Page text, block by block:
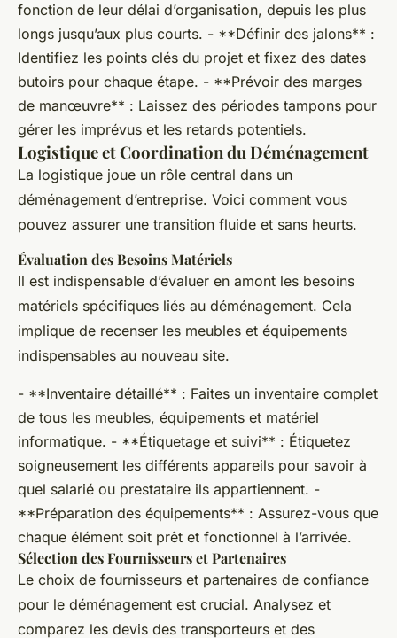
fonction de leur délai d’organisation, depuis les plus
longs jusqu’aux plus courts. - **Définir des jalons** :
Identifiez les points clés du projet et fixez des dates
butoirs pour chaque étape. - **Prévoir des marges
de manœuvre** : Laissez des périodes tampons pour
gérer les imprévus et les retards potentiels.
Logistique et Coordination du Déménagement
La logistique joue un rôle central dans un
déménagement d’entreprise. Voici comment vous
pouvez assurer une transition fluide et sans heurts.
Évaluation des Besoins Matériels
Il est indispensable d’évaluer en amont les besoins
matériels spécifiques liés au déménagement. Cela
implique de recenser les meubles et équipements
indispensables au nouveau site.
- **Inventaire détaillé** : Faites un inventaire complet
de tous les meubles, équipements et matériel
informatique. - **Étiquetage et suivi** : Étiquetez
soigneusement les différents appareils pour savoir à
quel salarié ou prestataire ils appartiennent. -
**Préparation des équipements** : Assurez-vous que
chaque élément soit prêt et fonctionnel à l’arrivée.
Sélection des Fournisseurs et Partenaires
Le choix de fournisseurs et partenaires de confiance
pour le déménagement est crucial. Analysez et
comparez les devis des transporteurs et des